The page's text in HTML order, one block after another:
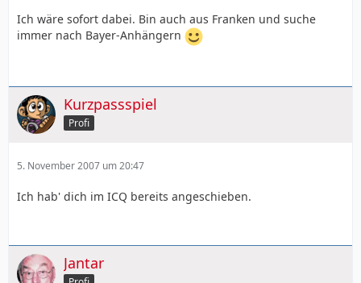
Ich wäre sofort dabei. Bin auch aus Franken und suche
immer nach Bayer-Anhängern
Kurzpassspiel
Profi
5. November 2007 um 20:47
Ich hab' dich im ICQ bereits angeschieben.
Jantar